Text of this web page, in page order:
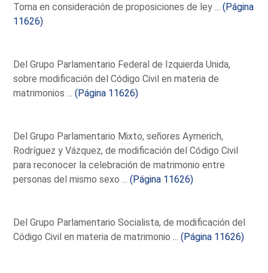
Toma en consideración de proposiciones de ley ...(Página
11626)
Del Grupo Parlamentario Federal de Izquierda Unida,
sobre modificación del Código Civil en materia de
matrimonios ...(Página 11626)
Del Grupo Parlamentario Mixto, señores Aymerich,
Rodríguez y Vázquez, de modificación del Código Civil
para reconocer la celebración de matrimonio entre
personas del mismo sexo ...(Página 11626)
Del Grupo Parlamentario Socialista, de modificación del
Código Civil en materia de matrimonio ...(Página 11626)